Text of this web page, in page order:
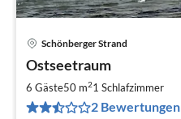
Schönberger Strand
Ostseetraum
6 Gäste50 m21 Schlafzimmer
2 Bewertungen